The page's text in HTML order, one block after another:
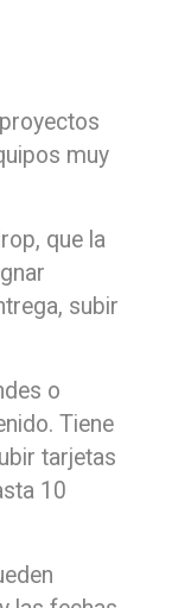
muy
que la
subir
o
Tiene
tarjetas
10